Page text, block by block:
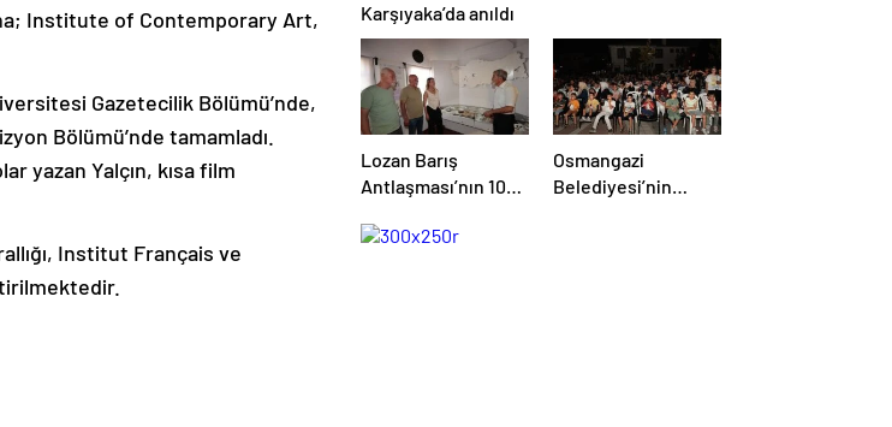
Institute of Contemporary Art,
Gazetecilik Bölümü’nde,
Bölümü’nde tamamladı.
yazan Yalçın, kısa film
Institut Français ve
Karşıyaka’da anıldı
Lozan Barış
Antlaşması’nın 102.
kutlandı
Osmangazi
Belediyesi’nin